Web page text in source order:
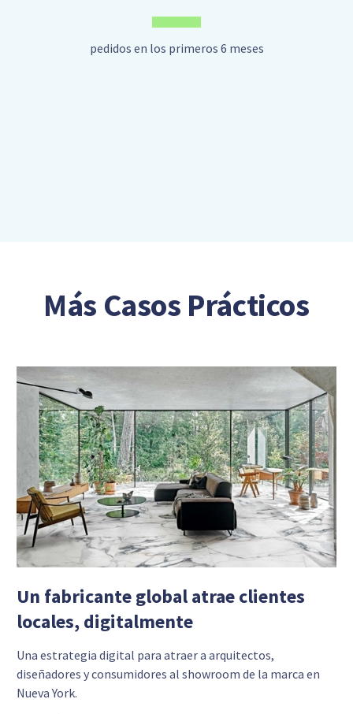
pedidos en los primeros 6 meses
Más Casos Prácticos
Un fabricante global atrae clientes
locales, digitalmente
Una estrategia digital para atraer a arquitectos,
diseñadores y consumidores al showroom de la marca en
Nueva York.